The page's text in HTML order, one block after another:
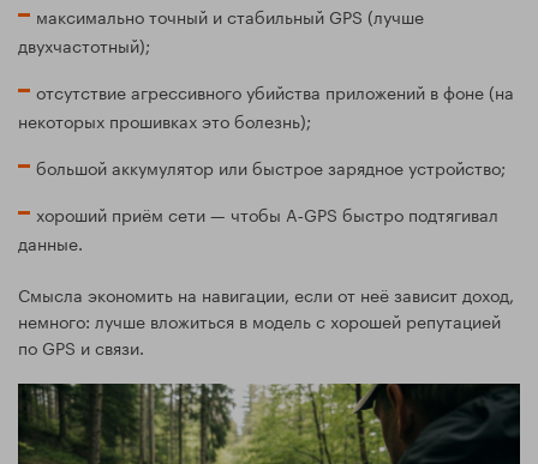
максимально точный и стабильный GPS (лучше
двухчастотный);
отсутствие агрессивного убийства приложений в фоне (на
некоторых прошивках это болезнь);
большой аккумулятор или быстрое зарядное устройство;
хороший приём сети — чтобы A‑GPS быстро подтягивал
данные.
Смысла экономить на навигации, если от неё зависит доход,
немного: лучше вложиться в модель с хорошей репутацией
по GPS и связи.